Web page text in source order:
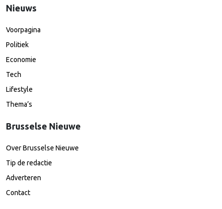
Nieuws
Voorpagina
Politiek
Economie
Tech
Lifestyle
Thema’s
Brusselse Nieuwe
Over Brusselse Nieuwe
Tip de redactie
Adverteren
Contact